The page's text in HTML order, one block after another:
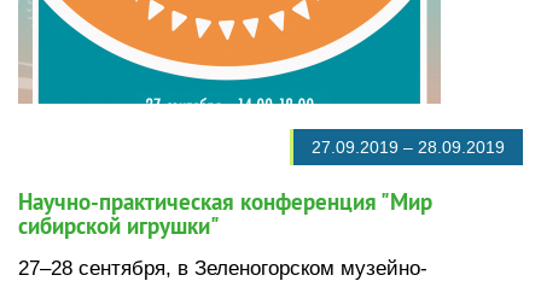
27.09.2019 – 28.09.2019
Научно-практическая конференция "Мир
сибирской игрушки"
27–28 сентября, в Зеленогорском музейно-